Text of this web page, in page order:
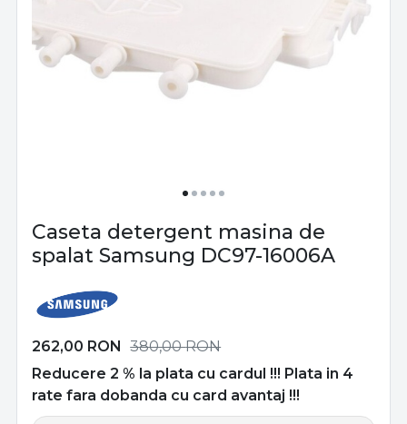
Caseta detergent masina de
spalat Samsung DC97-16006A
262,00 RON 380,00RON
Reducere 2 % la plata cu cardul !!! Plata in 4
rate fara dobanda cu card avantaj !!!